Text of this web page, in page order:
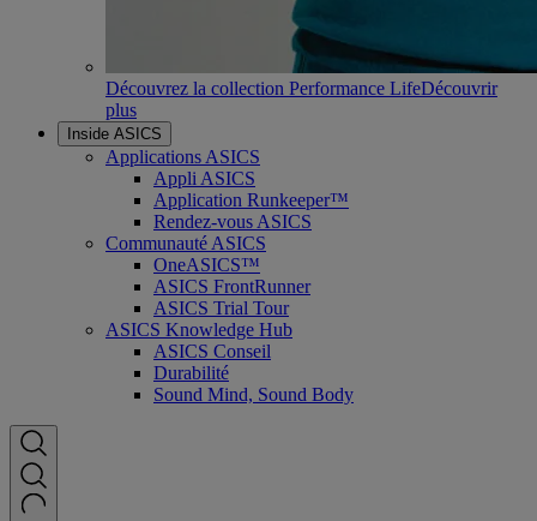
Découvrez la collection Performance LifeDécouvrir
plus
Inside ASICS
Applications ASICS
Appli ASICS
Application Runkeeper™
Rendez-vous ASICS
Communauté ASICS
OneASICS™
ASICS FrontRunner
ASICS Trial Tour
ASICS Knowledge Hub
ASICS Conseil
Durabilité
Sound Mind, Sound Body